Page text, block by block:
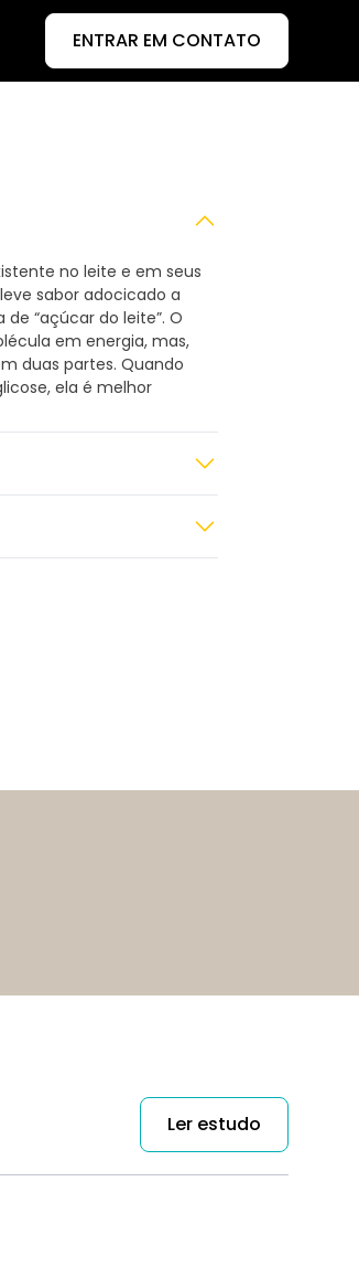
ENTRAR EM CONTATO
no leite e em seus
sabor adocicado a
“açúcar do leite”. O
em energia, mas,
duas partes. Quando
ela é melhor
Ler estudo